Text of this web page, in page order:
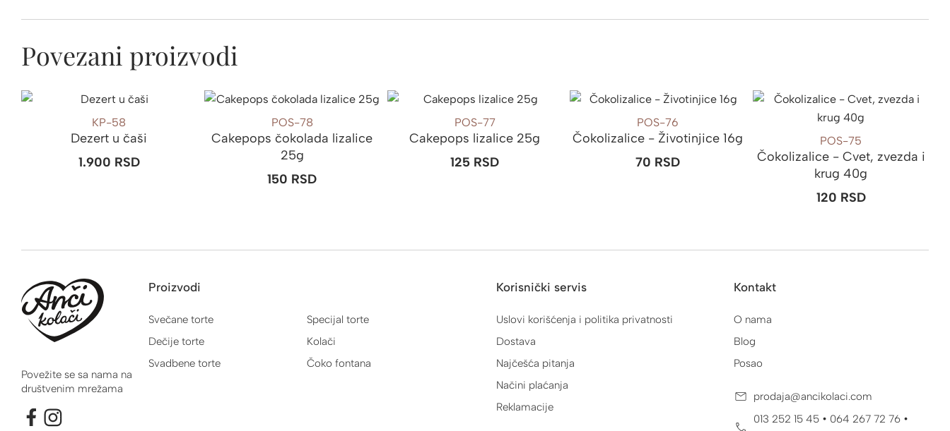
Povezani proizvodi
KP-58
Dezert u čaši
1.900 RSD
POS-78
Cakepops čokolada lizalice
25g
150 RSD
POS-77
Cakepops lizalice 25g
125 RSD
POS-76
Čokolizalice - Životinjice 16g
70 RSD
POS-75
Čokolizalice - Cvet, zvezda i
krug 40g
120 RSD
Povežite se sa nama na
društvenim mrežama
Proizvodi
Svečane torte
Dečije torte
Svadbene torte
Specijal torte
Kolači
Čoko fontana
Korisnički servis
Uslovi korišćenja i politika privatnosti
Dostava
Najčešća pitanja
Načini plaćanja
Reklamacije
Kontakt
O nama
Blog
Posao
prodaja@ancikolaci.com
013 252 15 45 • 064 267 72 76 •